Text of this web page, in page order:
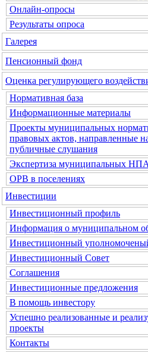
Онлайн-опросы
Результаты опроса
Галерея
Пенсионный фонд
Оценка регулирующего
Нормативная база
Информационные материалы
Проекты муниципальных
правовых актов, направленные
публичные слушания
Экспертиза муниципальных НПА
ОРВ в поселениях
Инвестиции
Инвестиционный профиль
Информация о муниципальном
Инвестиционный
Инвестиционный Совет
Соглашения
Инвестиционные предложения
В помощь инвестору
Успешно реализованные и
проекты
Контакты